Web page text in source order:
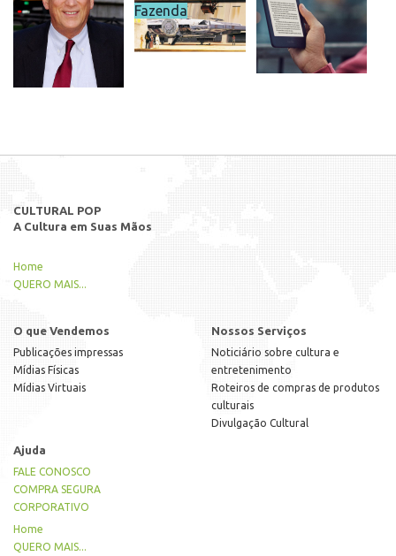
Fazenda
CULTURAL POP
A Cultura em Suas Mãos
Home
QUERO MAIS...
O que Vendemos
Publicações impressas
Mídias Físicas
Mídias Virtuais
Nossos Serviços
Noticiário sobre cultura e
entretenimento
Roteiros de compras de produtos
culturais
Divulgação Cultural
Ajuda
FALE CONOSCO
COMPRA SEGURA
CORPORATIVO
Home
QUERO MAIS...